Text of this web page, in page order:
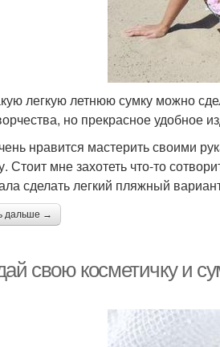
легкую летнюю сумку можно
но прекрасное удобное
нравится мастерить своими
Стоит мне захотеть что-то
сделать легкий пляжный
дальше →
свою косметичку и